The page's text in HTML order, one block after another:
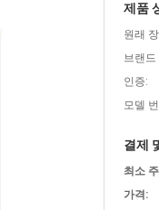
제품
원래
브랜드
인증:
모델
결제
최소
가격: